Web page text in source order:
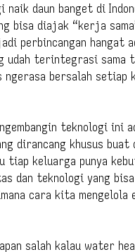
daun banget di
bisa diajak “kerja
perbincangan hangat
udah terintegrasi sama
ngerasa bersalah
teknologi ini
dirancang khusus buat
tiap keluarga punya
dan teknologi yang
cara kita
salah kalau water